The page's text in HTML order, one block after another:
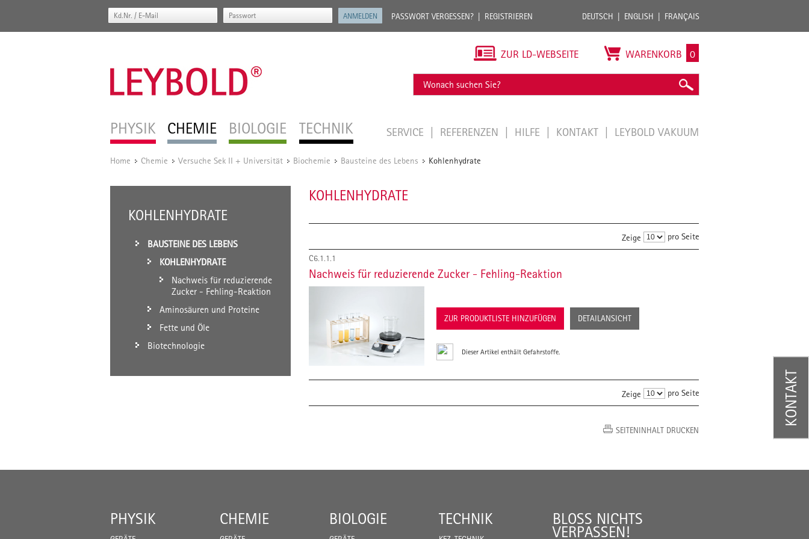
PASSWORT VERGESSEN? REGISTRIEREN DEUTSCH ENGLISH FRANÇAIS
PHYSIK CHEMIE BIOLOGIE TECHNIK
ZUR LD-WEBSEITE WARENKORB 0
SERVICE REFERENZEN HILFE KONTAKT LEYBOLD VAKUUM
Home / Chemie / Versuche Sek II + Universität / Biochemie / Bausteine des Lebens / Kohlenhydrate
KOHLENHYDRATE
BAUSTEINE DES LEBENS
KOHLENHYDRATE
Nachweis für reduzierende
Zucker - Fehling-Reaktion
Aminosäuren und Proteine
Fette und Öle
Biotechnologie
KOHLENHYDRATE
Zeige pro Seite
C6.1.1.1
Nachweis für reduzierende Zucker - Fehling-Reaktion
ZUR PRODUKTLISTE HINZUFÜGEN DETAILANSICHT
Dieser Artikel enthält Gefahrstoffe.
Zeige pro Seite
SEITENINHALT DRUCKEN
PHYSIK CHEMIE BIOLOGIE TECHNIK BLOSS NICHTS V
ERPASSEN!
KONTAKT